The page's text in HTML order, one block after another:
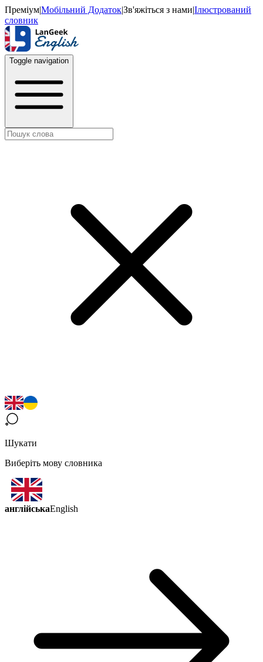
Преміум|Мобільний Додаток|Зв'яжіться з нами|Ілюстрований
словник
Toggle navigation
Шукати
Виберіть мову словника
англійськаEnglish